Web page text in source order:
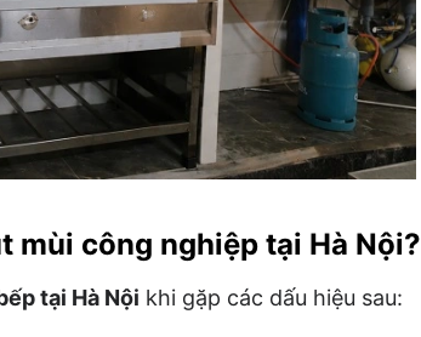
mùi công nghiệp tại Hà Nội?
tại Hà Nội khi gặp các dấu hiệu sau: